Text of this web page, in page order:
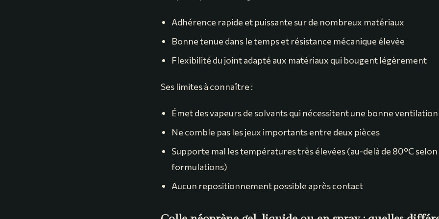
Adhérence rapide et puissante sur de nombreux matériaux
Bonne tenue dans le temps et résistance mécanique élevée
Flexibilité du joint adapté aux matériaux qui bougent légèrement
Ses limites à connaître :
Émet des vapeurs de solvants qui nécessitent une bonne ventilation
Ne comble pas les jeux importants entre deux pièces
Supporte mal les températures très élevées (au-delà de 80°C selon
formulations)
Aucun repositionnement possible après contact